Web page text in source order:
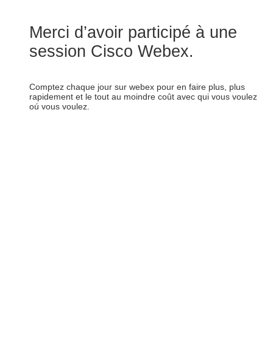
Merci d’avoir participé à une
session Cisco Webex.
Comptez chaque jour sur webex pour en faire plus, plus
rapidement et le tout au moindre coût avec qui vous voulez
oú vous voulez.